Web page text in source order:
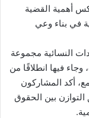
أهمية القضية
في بناء وعي
النسائية مجموعة
فيها انطلاقًا من
أكد المشاركون
بين الحقوق